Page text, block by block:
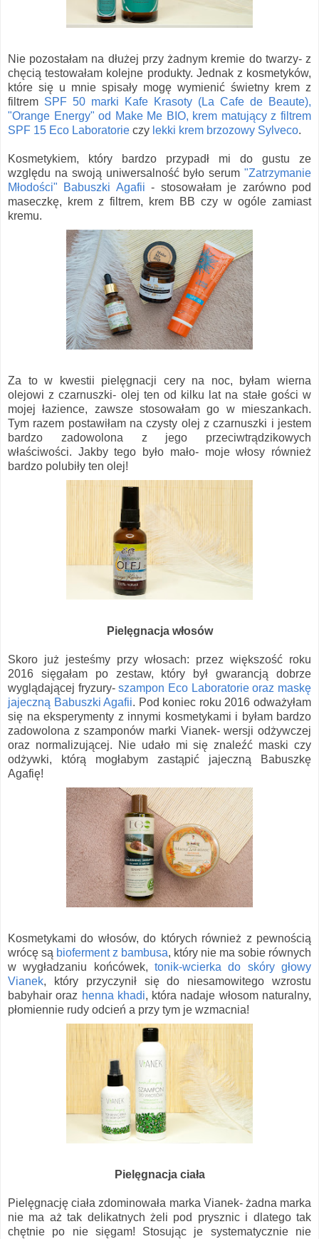
Nie pozostałam na dłużej przy żadnym kremie do twarzy- z
chęcią testowałam kolejne produkty. Jednak z kosmetyków,
które się u mnie spisały mogę wymienić świetny krem z
filtrem SPF 50 marki Kafe Krasoty (La Cafe de Beaute),
"Orange Energy" od Make Me BIO, krem matujący z filtrem
SPF 15 Eco Laboratorie czy lekki krem brzozowy Sylveco.
Kosmetykiem, który bardzo przypadł mi do gustu ze
względu na swoją uniwersalność było serum "Zatrzymanie
Młodości" Babuszki Agafii - stosowałam je zarówno pod
maseczkę, krem z filtrem, krem BB czy w ogóle zamiast
kremu.
Za to w kwestii pielęgnacji cery na noc, byłam wierna
olejowi z czarnuszki- olej ten od kilku lat na stałe gości w
mojej łazience, zawsze stosowałam go w mieszankach.
Tym razem postawiłam na czysty olej z czarnuszki i jestem
bardzo zadowolona z jego przeciwtrądzikowych
właściwości. Jakby tego było mało- moje włosy również
bardzo polubiły ten olej!
Pielęgnacja włosów
Skoro już jesteśmy przy włosach: przez większość roku
2016 sięgałam po zestaw, który był gwarancją dobrze
wyglądającej fryzury-szampon Eco Laboratorie oraz maskę
jajeczną Babuszki Agafii. Pod koniec roku 2016 odważyłam
się na eksperymenty z innymi kosmetykami i byłam bardzo
zadowolona z szamponów marki Vianek- wersji odżywczej
oraz normalizującej. Nie udało mi się znaleźć maski czy
odżywki, którą mogłabym zastąpić jajeczną Babuszkę
Agafię!
Kosmetykami do włosów, do których również z pewnością
wrócę są bioferment z bambusa, który nie ma sobie równych
w wygładzaniu końcówek, tonik-wcierka do skóry głowy
Vianek, który przyczynił się do niesamowitego wzrostu
babyhair oraz henna khadi, która nadaje włosom naturalny,
płomiennie rudy odcień a przy tym je wzmacnia!
Pielęgnacja ciała
Pielęgnację ciała zdominowała marka Vianek- żadna marka
nie ma aż tak delikatnych żeli pod prysznic i dlatego tak
chętnie po nie sięgam! Stosując je systematycznie nie